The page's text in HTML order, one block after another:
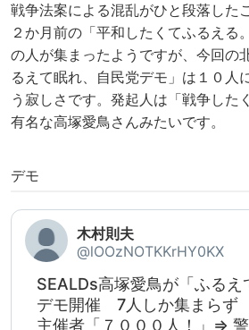
戦争法案による混乱がひと段落した
２か月前の「平和したくてふるえる
の人が集まったようですが、今回の
るえて眠れ、自民党デモ」は１０人
う寂しさです。発起人は「戦争した
有名な高塚愛鳥さんみたいです。
デモ
木村則夫
@lOOzNOTKKrHY0KX
SEALDs高塚愛鳥が「ふるえ
デモ開催 7人しか集まらず
主催者「７０００人！」⇒